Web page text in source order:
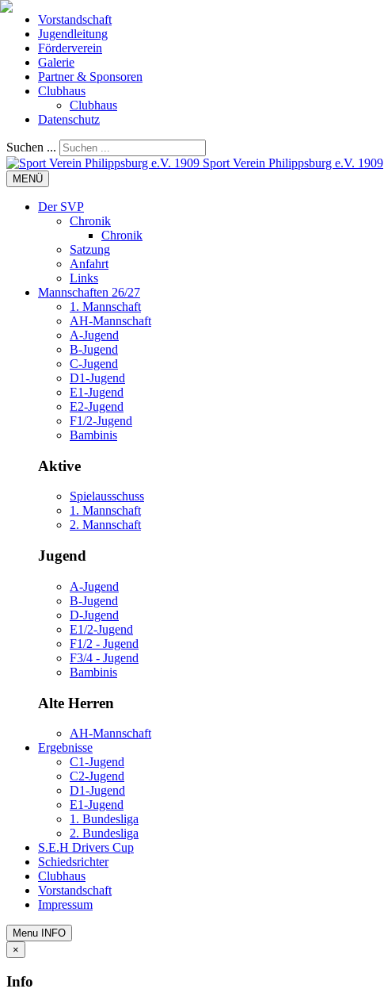
Vorstandschaft
Jugendleitung
Förderverein
Galerie
Partner & Sponsoren
Clubhaus
Clubhaus
Datenschutz
Suchen ...
Sport Verein Philippsburg e.V. 1909
MENÜ
Der SVP
Chronik
Chronik
Satzung
Anfahrt
Links
Mannschaften 26/27
1. Mannschaft
AH-Mannschaft
A-Jugend
B-Jugend
C-Jugend
D1-Jugend
E1-Jugend
E2-Jugend
F1/2-Jugend
Bambinis
Aktive
Spielausschuss
1. Mannschaft
2. Mannschaft
Jugend
A-Jugend
B-Jugend
D-Jugend
E1/2-Jugend
F1/2 - Jugend
F3/4 - Jugend
Bambinis
Alte Herren
AH-Mannschaft
Ergebnisse
C1-Jugend
C2-Jugend
D1-Jugend
E1-Jugend
1. Bundesliga
2. Bundesliga
S.E.H Drivers Cup
Schiedsrichter
Clubhaus
Vorstandschaft
Impressum
Menu
INFO
×
Info